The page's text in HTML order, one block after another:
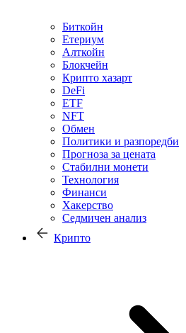
Биткойн
Етериум
Алткойн
Блокчейн
Крипто хазарт
DeFi
ETF
NFT
Обмен
Политики и разпоредби
Прогноза за цената
Стабилни монети
Технология
Финанси
Хакерство
Седмичен анализ
Крипто